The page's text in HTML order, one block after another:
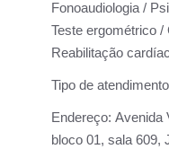
Fonoaudiologia /
Teste ergométrico /
Reabilitação
Tipo de
Endereço: Avenida
bloco 01, sala 609,